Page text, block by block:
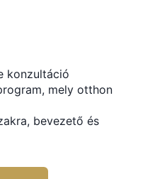
konzultáció
mely otthon
bevezető és